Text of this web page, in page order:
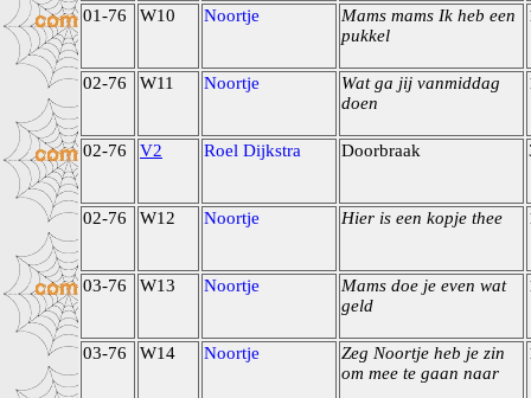
01-76 W10 Noortje
Mams mams Ik heb een
pukkel
02-76 W11 Noortje
Wat ga jij vanmiddag
doen
02-76 V2 Roel Dijkstra Doorbraak
02-76 W12 Noortje Hier is een kopje thee
03-76 W13 Noortje
Mams doe je even wat
geld
03-76 W14 Noortje
Zeg Noortje heb je zin
om mee te gaan naar